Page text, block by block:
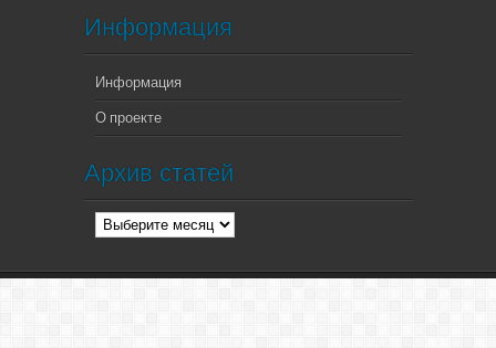
Информация
Информация
О проекте
Архив статей
Архив
статей